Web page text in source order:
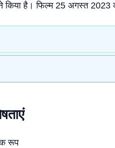
ने किया है। फिल्म 25 अगस्त 2023
रूप